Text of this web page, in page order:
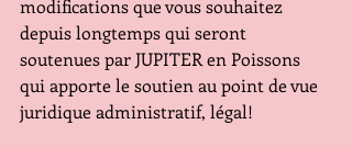
modifications que vous souhaitez
depuis longtemps qui seront
soutenues par JUPITER en Poissons
qui apporte le soutien au point de vue
juridique administratif, légal!